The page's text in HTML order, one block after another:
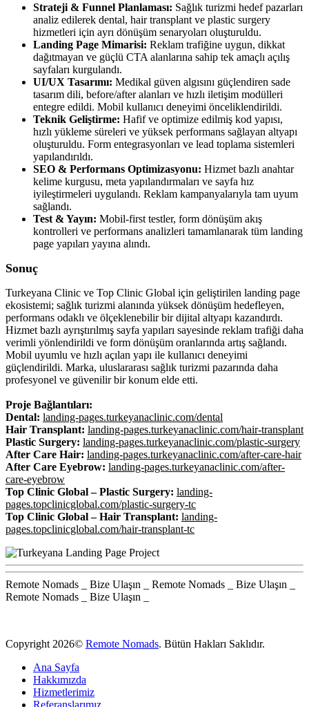
Strateji & Funnel Planlaması: Sağlık turizmi hedef pazarları
analiz edilerek dental, hair transplant ve plastic surgery
hizmetleri için ayrı dönüşüm senaryoları oluşturuldu.
Landing Page Mimarisi: Reklam trafiğine uygun, dikkat
dağıtmayan ve güçlü CTA alanlarına sahip tek amaçlı açılış
sayfaları kurgulandı.
UI/UX Tasarımı: Medikal güven algısını güçlendiren sade
tasarım dili, before/after alanları ve hızlı iletişim modülleri
entegre edildi. Mobil kullanıcı deneyimi önceliklendirildi.
Teknik Geliştirme: Hafif ve optimize edilmiş kod yapısı,
hızlı yükleme süreleri ve yüksek performans sağlayan altyapı
oluşturuldu. Form entegrasyonları ve lead toplama sistemleri
yapılandırıldı.
SEO & Performans Optimizasyonu: Hizmet bazlı anahtar
kelime kurgusu, meta yapılandırmaları ve sayfa hız
iyileştirmeleri uygulandı. Reklam kampanyalarıyla tam uyum
sağlandı.
Test & Yayın: Mobil-first testler, form dönüşüm akış
kontrolleri ve performans analizleri tamamlanarak tüm landing
page yapıları yayına alındı.
Sonuç
Turkeyana Clinic ve Top Clinic Global için geliştirilen landing page
ekosistemi; sağlık turizmi alanında yüksek dönüşüm hedefleyen,
performans odaklı ve ölçeklenebilir bir dijital altyapı kazandırdı.
Hizmet bazlı ayrıştırılmış sayfa yapıları sayesinde reklam trafiği daha
verimli yönlendirildi ve form dönüşüm oranlarında artış sağlandı.
Mobil uyumlu ve hızlı açılan yapı ile kullanıcı deneyimi
güçlendirildi. Marka, uluslararası sağlık turizmi pazarında daha
profesyonel ve güvenilir bir konum elde etti.
Proje Bağlantıları:
Dental: landing-pages.turkeyanaclinic.com/dental
Hair Transplant: landing-pages.turkeyanaclinic.com/hair-transplant
Plastic Surgery: landing-pages.turkeyanaclinic.com/plastic-surgery
After Care Hair: landing-pages.turkeyanaclinic.com/after-care-hair
After Care Eyebrow: landing-pages.turkeyanaclinic.com/after-
care-eyebrow
Top Clinic Global – Plastic Surgery: landing-
pages.topclinicglobal.com/plastic-surgery-tc
Top Clinic Global – Hair Transplant: landing-
pages.topclinicglobal.com/hair-transplant-tc
Remote Nomads Bize Ulaşın Remote Nomads Bize Ulaşın
Remote Nomads
Bize Ulaşın
Copyright 2026© Remote Nomads. Bütün Hakları Saklıdır.
Ana Sayfa
Hakkımızda
Hizmetlerimiz
Referanslarımız